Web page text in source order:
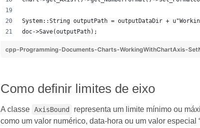
System::String outputPath = outputDataDir +
doc->Save(outputPath);
cpp-Programming-Documents-Charts-WorkingWithChartAxis-
Como definir limites de eixo
A classe AxisBound
representa um limite mínimo ou
como um valor numérico, data-hora ou um valor especial